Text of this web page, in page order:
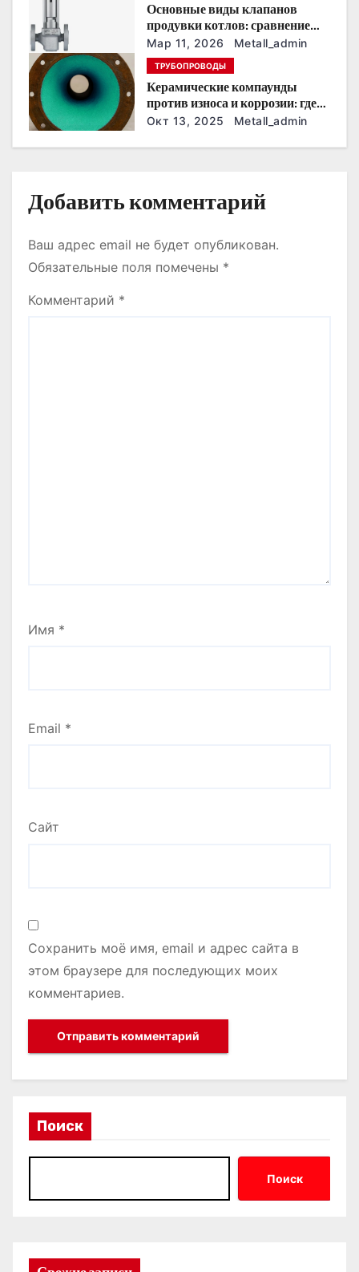
п
и
с
я
Основные виды клапанов
продувки котлов: сравнение
устройств и характеристик
Мар 11, 2026 Metall_admin
ТРУБОПРОВОДЫ
Керамические компаунды
против износа и коррозии: где
они работают эффективнее
Окт 13, 2025 Metall_admin
Добавить комментарий
Ваш адрес email не будет опубликован.
Обязательные поля помечены *
Комментарий *
Имя *
Email *
Сайт
Сохранить моё имя, email и адрес сайта в
этом браузере для последующих моих
комментариев.
Поиск
Поиск